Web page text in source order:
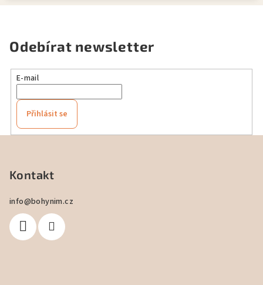
Odebírat newsletter
E-mail
Přihlásit se
Kontakt
info@bohynim.cz